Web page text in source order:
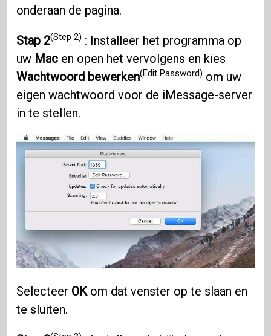
onderaan de pagina.
Stap 2(Step 2) : Installeer het programma op
uw Mac en open het vervolgens en kies
Wachtwoord bewerken(Edit Password) om uw
eigen wachtwoord voor de iMessage-server
in te stellen.
Selecteer OKom dat venster op te slaan en
te sluiten.